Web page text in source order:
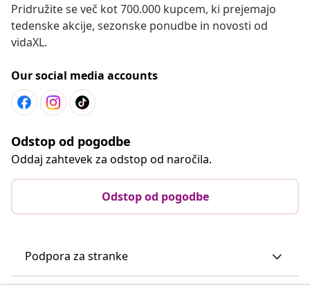
Pridružite se več kot 700.000 kupcem, ki prejemajo
tedenske akcije, sezonske ponudbe in novosti od
vidaXL.
Our social media accounts
Odstop od pogodbe
Oddaj zahtevek za odstop od naročila.
Odstop od pogodbe
Podpora za stranke